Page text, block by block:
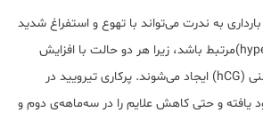
بارداری به ندرت می‌تواند با تهوع و استفراغ شدید
(hyperemesis gravidarum)مرتبط باشد، زیرا هر دو حالت با افزایش
سطح هورمون بارداری یعنی (hCG) ایجاد می‌شوند. پرکاری تیرویید در
یافته و حتی کاهش علایم را در سه‌ماهه‌ی دوم و